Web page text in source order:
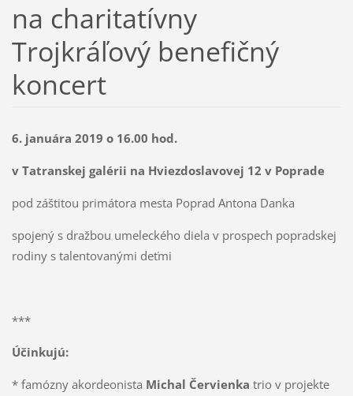
na charitatívny
Trojkráľový benefičný
koncert
6. januára 2019 o 16.00 hod.
v Tatranskej galérii na Hviezdoslavovej 12 v Poprade
pod záštitou primátora mesta Poprad Antona Danka
spojený s dražbou umeleckého diela v prospech popradskej
rodiny s talentovanými deťmi
***
Účinkujú:
* famózny akordeonista Michal Červienka trio v projekte